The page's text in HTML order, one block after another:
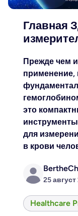
Главная
Прежде чем
применение,
это
для
в крови
25 август
Healthcare